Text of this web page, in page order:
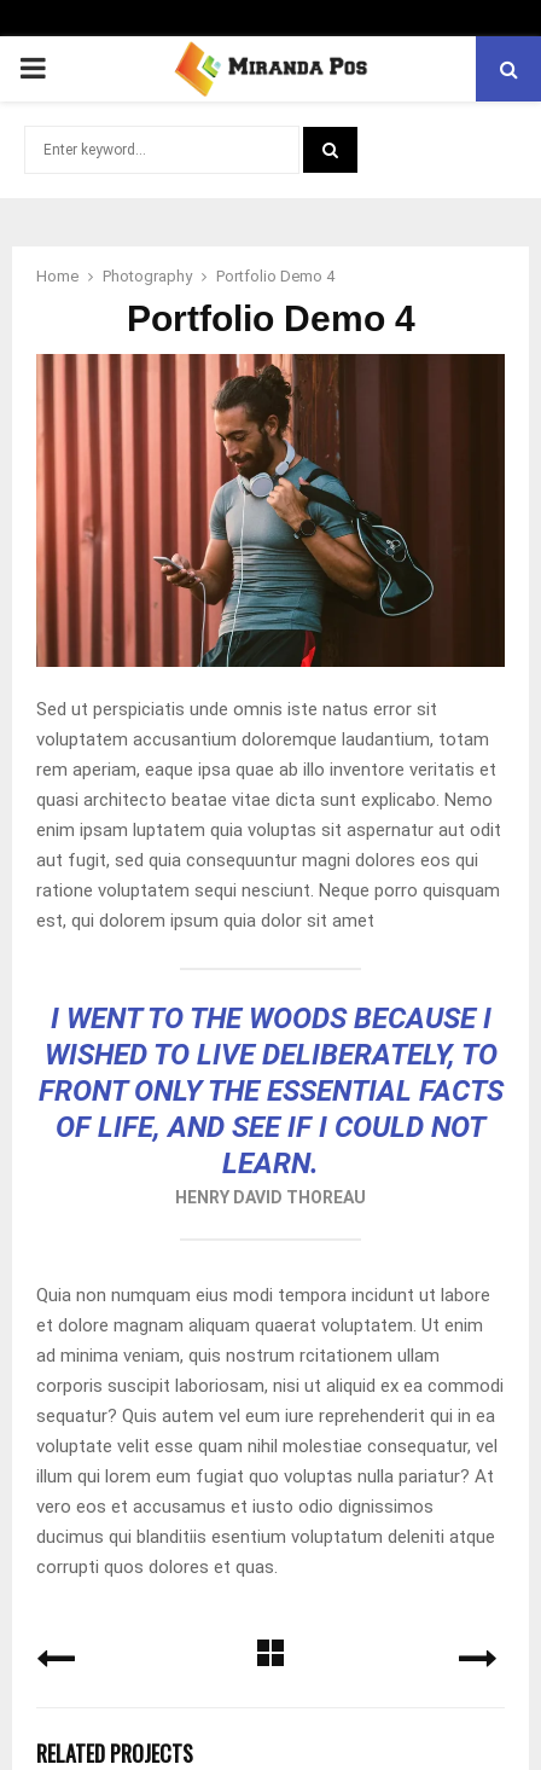
PRIMARY
Home Photography Portfolio Demo 4
Portfolio Demo 4
Sed ut perspiciatis unde omnis iste natus error sit
voluptatem accusantium doloremque laudantium, totam
rem aperiam, eaque ipsa quae ab illo inventore veritatis et
quasi architecto beatae vitae dicta sunt explicabo. Nemo
enim ipsam luptatem quia voluptas sit aspernatur aut odit
aut fugit, sed quia consequuntur magni dolores eos qui
ratione voluptatem sequi nesciunt. Neque porro quisquam
est, qui dolorem ipsum quia dolor sit amet
I WENT TO THE WOODS BECAUSE I
WISHED TO LIVE DELIBERATELY, TO
FRONT ONLY THE ESSENTIAL FACTS
OF LIFE, AND SEE IF I COULD NOT
LEARN.
HENRY DAVID THOREAU
Quia non numquam eius modi tempora incidunt ut labore
et dolore magnam aliquam quaerat voluptatem. Ut enim
ad minima veniam, quis nostrum rcitationem ullam
corporis suscipit laboriosam, nisi ut aliquid ex ea commodi
sequatur? Quis autem vel eum iure reprehenderit qui in ea
voluptate velit esse quam nihil molestiae consequatur, vel
illum qui lorem eum fugiat quo voluptas nulla pariatur? At
vero eos et accusamus et iusto odio dignissimos
ducimus qui blanditiis esentium voluptatum deleniti atque
corrupti quos dolores et quas.
RELATED PROJECTS